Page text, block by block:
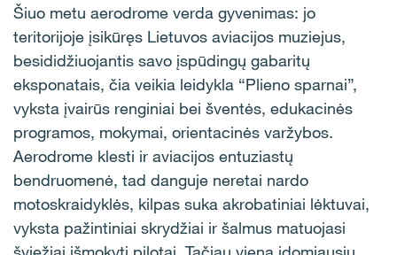
Šiuo metu aerodrome verda gyvenimas: jo
teritorijoje įsikūręs Lietuvos aviacijos muziejus,
besididžiuojantis savo įspūdingų gabaritų
eksponatais, čia veikia leidykla “Plieno sparnai”,
vyksta įvairūs renginiai bei šventės, edukacinės
programos, mokymai, orientacinės varžybos.
Aerodrome klesti ir aviacijos entuziastų
bendruomenė, tad danguje neretai nardo
motoskraidyklės, kilpas suka akrobatiniai lėktuvai,
vyksta pažintiniai skrydžiai ir šalmus matuojasi